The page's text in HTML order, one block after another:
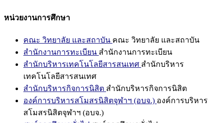
หน่วยงานการศึกษา
คณะ วิทยาลัย และสถาบัน คณะ วิทยาลัย และสถาบัน
สำนักงานการทะเบียน สำนักงานการทะเบียน
สำนักบริหารเทคโนโลยีสารสนเทศ สำนักบริหาร
เทคโนโลยีสารสนเทศ
สำนักบริหารกิจการนิสิต สำนักบริหารกิจการนิสิต
องค์การบริหารสโมสรนิสิตจุฬาฯ (อบจ.) องค์การบริหาร
สโมสรนิสิตจุฬาฯ (อบจ.)